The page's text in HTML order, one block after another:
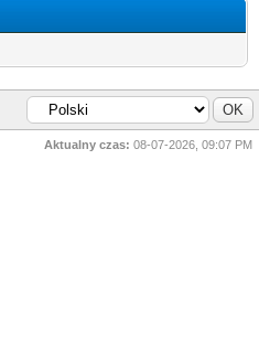
Aktualny czas: 08-07-2026, 09:07 PM